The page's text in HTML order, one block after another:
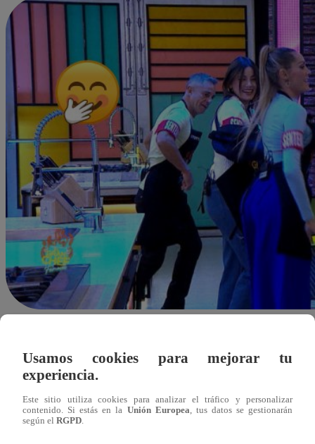
Esta producción, realizada con los más altos estándares
Usamos cookies para mejorar tu
experiencia.
Este sitio utiliza cookies para analizar el tráfico y personalizar
contenido. Si estás en la Unión Europea , tus datos se gestionarán
según el RGPD